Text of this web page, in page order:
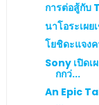
การต่อสู้กับ
นาโอระเผย
โยชิดะแจง
Sony เปิด
กกว่...
An Epic